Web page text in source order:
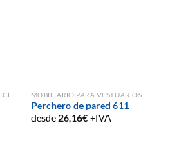
MOBILIARIO PARA VESTUARIOS
Perchero de pared 611
desde 26,16€+IVA